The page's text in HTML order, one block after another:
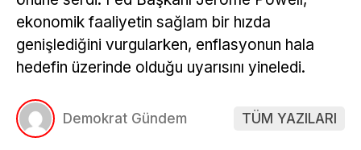
ekonomik faaliyetin sağlam bir hızda
genişlediğini vurgularken, enflasyonun hala
hedefin üzerinde olduğu uyarısını yineledi.
Demokrat Gündem TÜM YAZILARI